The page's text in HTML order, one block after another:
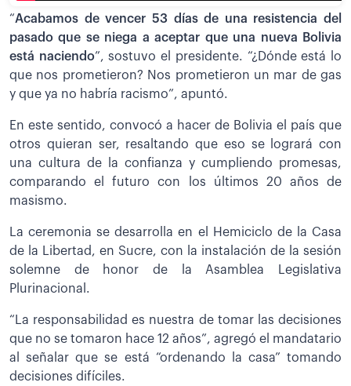
“Acabamos de vencer 53 días de una resistencia del
pasado que se niega a aceptar que una nueva Bolivia
está naciendo”, sostuvo el presidente. “¿Dónde está lo
que nos prometieron? Nos prometieron un mar de gas
y que ya no habría racismo”, apuntó.
En este sentido, convocó a hacer de Bolivia el país que
otros quieran ser, resaltando que eso se logrará con
una cultura de la confianza y cumpliendo promesas,
comparando el futuro con los últimos 20 años de
masismo.
La ceremonia se desarrolla en el Hemiciclo de la Casa
de la Libertad, en Sucre, con la instalación de la sesión
solemne de honor de la Asamblea Legislativa
Plurinacional.
“La responsabilidad es nuestra de tomar las decisiones
que no se tomaron hace 12 años”, agregó el mandatario
al señalar que se está “ordenando la casa” tomando
decisiones difíciles.